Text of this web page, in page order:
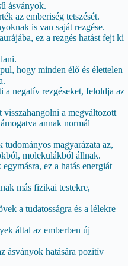
ásványok.
az emberiség tetszését.
is van saját rezgése.
ez a rezgés hatást fejt ki
hogy minden élő és élettelen
a negatív rezgéseket, feloldja az
a megváltozott
annak normál
magyarázata az,
molekulákból állnak.
ez a hatás energiát
más fizikai testekre,
a tudatosságra és a lélekre
által az emberben új
ásványok hatására pozitív